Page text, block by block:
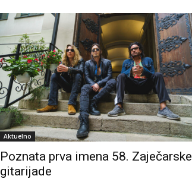
Aktuelno
Poznata prva imena 58. Zaječarske
gitarijade